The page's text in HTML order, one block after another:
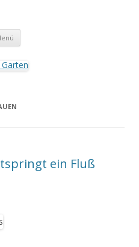
Zum
springen
ein Fluß